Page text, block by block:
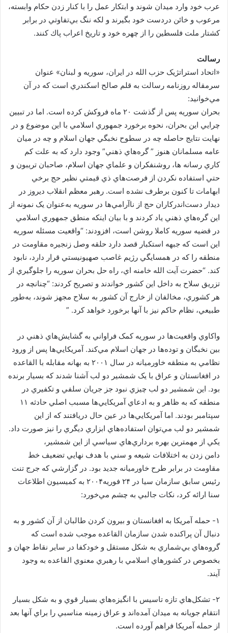
عرب خود وارد ميدان شوند و ابتكار عمل را با كنار زدن حكام وابسته،
مرعوب و خائن دردست خود بگيرند و لكه ننگ بي‌تفاوتي در برابر
كشتار ملت فلسطين را از چهره خود و تاريخ اعراب پاك كنند.
رسالت
«اتحاد استراتژيک حزب الله در ايران، سوريه و لبنان» عنوان
سرمقاله روزنامه رسالت به قلم صالح اسکندري است كه در آن
مي‌خوانيد:
بحران سوريه پس از گذشت ۲۰ ماه فروکش کرده است. اما در تبيين
چرايي اين بحران، نحوه برخورد جمهوري اسلامي با اين موضوع و در
نهايت نتايج حاصله چه در سطوح نخبگي جهان اسلام و چه در ميان
عامه مسلمانان هنوز ” گره‌هاي ذهني” وجود دارد که به علت کم
کاري رسانه ها، روشنفکران و علماي جهان اسلام، صاحبان تريبون و
حتي استفاده نکردن از فرصت‌هاي ذي قيمتي نظير حج برخي
ابهامات تا کنون برطرف نشده است. رهبر معظم انقلاب ديروز در
ديدار دست‌اندركاران حج از ناآرامي‌ها در سوريه به‌عنوان يک نمونه از
اين گره‌هاي ذهني ياد كردند و با بيان اينكه منطق جمهوري اسلامي
در قضيه سوريه كاملا روشن است، افزودند: “واقعيت مسئله سوريه
اين است كه جبهه استكبار قصد دارد حلقه وصل زنجيره مقاومت در
منطقه را كه در همسايگي رژيم غاصب صهيونيستي قرار دارد، نابود
كند. “حضرت آيت الله خامنه اي، راه حل بحران سوريه را جلوگيري از
تزريق سلاح به داخل اين كشور خواندند و تصريح كردند: “چنانچه در
هر كشوري، مخالفان از خارج آن كشور به سلاح مجهز شوند، به‌طور
طبيعي، نظام حاكم نيز با آنها برخورد خواهد كرد. ”
واکاوي واقعيت‌ها در سوريه کمک فراواني به گشايش‌هاي ذهني در
بين نخبگان و توده‌ها در جهان اسلام مي‌کند. آمريکايي‌ها پس از ورود
نظامي به منطقه خاورميانه در سال ۲۰۰۱ به بهانه مقابله با القاعده
در افغانستان و عراق با يک شمشير دو لب آشنا شدند که بسيار برنده
بود. اين شمشير دو لب چيزي نبود جز جريان سلفي و تکفيري در
منطقه که به ظاهر و به ادعاي آمريکايي‌ها مسبب اصلي حادثه ۱۱
سپتامبر بودند. اما آمريکايي‌ها در عين حال دريافتند که از اين
شمشير دو لب مي‌توان استفاده‌هاي ابزاري ديگري را نيز صورت داد.
يکي از مهمترين بهره برداري‌هاي سياسي از اين شمشير،
دامن زدن به اختلافات شيعه و سني با هدف نهايي تضعيف خط
مقاومت در برابر طرح خاورميانه جديد بود. در گزارشي كه جرج تنت
رئيس سابق سازمان سيا در ۲۴ فوريه۲۰۰۴ به كميسيون اطلاعات
سنا ارائه كرد، نكات جالبي به چشم مي‌خورد:
۱- حمله آمريكا به افغانستان و بيرون كردن طالبان از آن كشور و به
دنبال آن پراكنده شدن سازمان القاعده موجب شده است كه
گروه‌هاي بي‌شماري به شكل مستقل و خودكفا در ساير نقاط جهان و
بخصوص در كشورهاي اسلامي با رهبري معنوي القاعده به وجود
آيند.
۲- تشكل‌هاي تازه تاسيس با انگيزه‌هاي بسيار قوي و به شكل بسيار
انتقام جويانه به ميدان آمده‌اند و عراق زمينه مناسبي را براي آنها بعد
از حمله آمريكا فراهم آورده است.